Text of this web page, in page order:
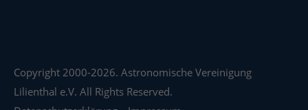
Copyright 2000-2026. Astronomische Vereinigung
Lilienthal e.V. All Rights Reserved.